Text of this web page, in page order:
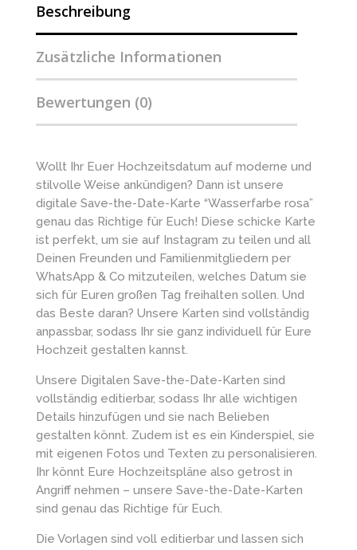
Beschreibung
Zusätzliche Informationen
Bewertungen (0)
Wollt Ihr Euer Hochzeitsdatum auf moderne und
stilvolle Weise ankündigen? Dann ist unsere
digitale Save-the-Date-Karte “Wasserfarbe rosa”
genau das Richtige für Euch! Diese schicke Karte
ist perfekt, um sie auf Instagram zu teilen und all
Deinen Freunden und Familienmitgliedern per
WhatsApp & Co mitzuteilen, welches Datum sie
sich für Euren großen Tag freihalten sollen. Und
das Beste daran? Unsere Karten sind vollständig
anpassbar, sodass Ihr sie ganz individuell für Eure
Hochzeit gestalten kannst.
Unsere Digitalen Save-the-Date-Karten sind
vollständig editierbar, sodass Ihr alle wichtigen
Details hinzufügen und sie nach Belieben
gestalten könnt. Zudem ist es ein Kinderspiel, sie
mit eigenen Fotos und Texten zu personalisieren.
Ihr könnt Eure Hochzeitspläne also getrost in
Angriff nehmen – unsere Save-the-Date-Karten
sind genau das Richtige für Euch.
Die Vorlagen sind voll editierbar und lassen sich